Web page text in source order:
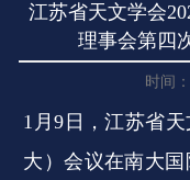
江苏省天文学会
理事会第四
时间
1月9日，江苏省
大）会议在南大